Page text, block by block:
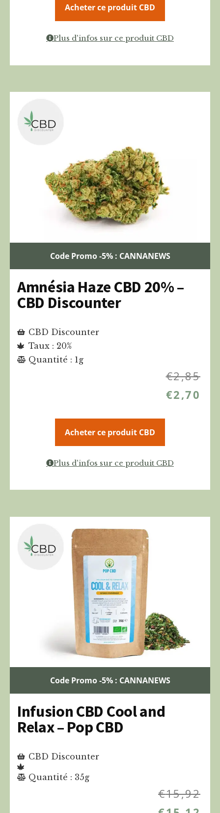
Acheter ce produit CBD
Plus d'infos sur ce produit CBD
Code Promo -5% : CANNANEWS
Amnésia Haze CBD 20% –
CBD Discounter
CBD Discounter
Taux : 20%
Quantité : 1g
€2,85
€2,70
Acheter ce produit CBD
Plus d'infos sur ce produit CBD
Code Promo -5% : CANNANEWS
Infusion CBD Cool and
Relax – Pop CBD
CBD Discounter
Quantité : 35g
€15,92